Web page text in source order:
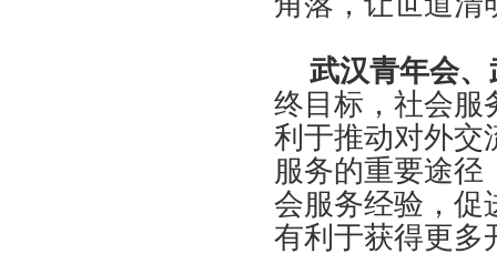
武汉青年会、
终目标，社会服
利于推动对外交
服务的重要途
会服务经验，促
有利于获得更多